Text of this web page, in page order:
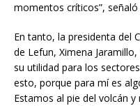
momentos críticos”, señaló
En tanto, la presidenta del
de Lefun, Ximena
su utilidad para los
esto, porque para mí es
Estamos al pie del volcán